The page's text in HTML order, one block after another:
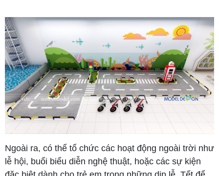
Ngoài ra, có thể tổ chức các hoạt động ngoài trời như
lễ hội, buổi biểu diễn nghệ thuật, hoặc các sự kiện